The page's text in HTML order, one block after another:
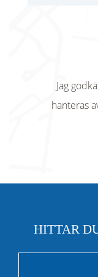
Jag
hanteras
HITTAR